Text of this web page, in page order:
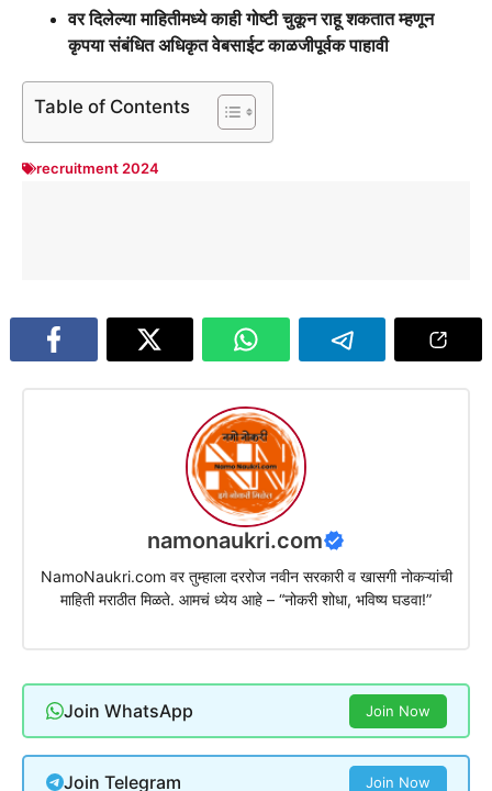
वर दिलेल्या माहितीमध्ये काही गोष्टी चुकून राहू शकतात म्हणून
कृपया संबंधित अधिकृत वेबसाईट काळजीपूर्वक पाहावी
Table of Contents
recruitment 2024
namonaukri.com
NamoNaukri.com वर तुम्हाला दररोज नवीन सरकारी व खासगी नोकऱ्यांची
माहिती मराठीत मिळते. आमचं ध्येय आहे – “नोकरी शोधा, भविष्य घडवा!”
Join WhatsApp Join Now
Join Telegram Join Now